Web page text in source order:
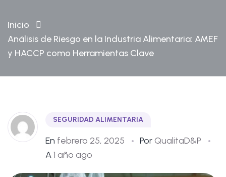
Inicio
Análisis de Riesgo en la Industria Alimentaria: AMEF
y HACCP como Herramientas Clave
SEGURIDAD ALIMENTARIA
En febrero 25, 2025 PorQualitaD&P
A1 año ago